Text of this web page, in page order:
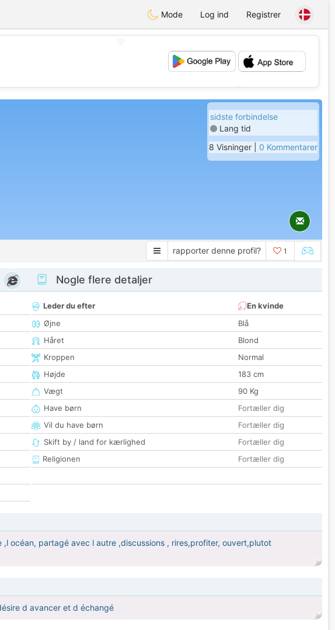
Mode Log ind Registrer
💕
sidste forbindelse
Lang tid
8 Visninger | 0 Kommentarer
rapporter denne profil? 1
Nogle flere detaljer
Leder du efter
En kvinde
Øjne
Blå
Håret
Blond
Kroppen
Normal
Højde
183 cm
Vægt
90 Kg
Have børn
Fortæller dig
Vil du have børn
Fortæller dig
Skift by / land for kærlighed
Fortæller dig
Religionen
Fortæller dig
océan, partagé avec l autre ,discussions , rires,profiter, ouvert,plutot
d avancer et d échangé